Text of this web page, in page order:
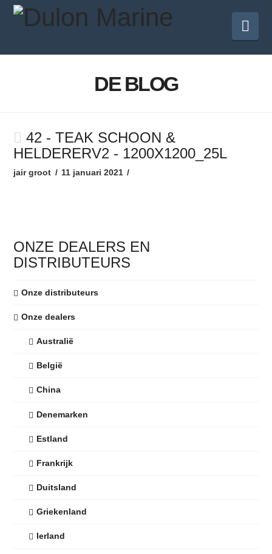
DE BLOG
42 - TEAK SCHOON &
HELDERERV2 - 1200X1200_25L
jair groot 11 januari 2021
ONZE DEALERS EN
DISTRIBUTEURS
Onze distributeurs
Onze dealers
Australië
België
China
Denemarken
Estland
Frankrijk
Duitsland
Griekenland
Ierland